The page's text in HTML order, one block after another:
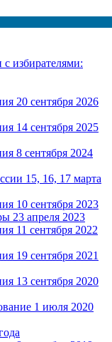
избирателями:
20 сентября 2026
14 сентября 2025
8 сентября 2024
15, 16, 17 марта
10 сентября 2023
23 апреля 2023
11 сентября 2022
19 сентября 2021
13 сентября 2020
1 июля 2020